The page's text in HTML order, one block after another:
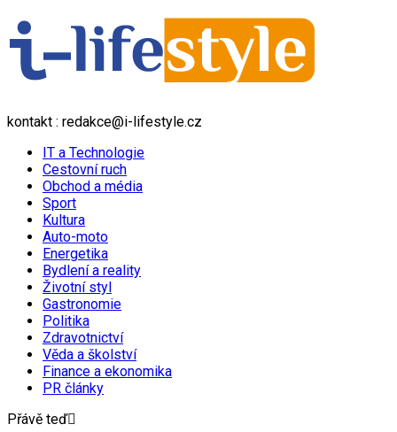
kontakt : redakce@i-lifestyle.cz
IT a Technologie
Cestovní ruch
Obchod a média
Sport
Kultura
Auto-moto
Energetika
Bydlení a reality
Životní styl
Gastronomie
Politika
Zdravotnictví
Věda a školství
Finance a ekonomika
PR články
Přávě teď